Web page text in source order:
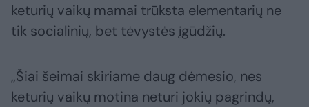
keturių vaikų mamai trūksta elementarių ne
tik socialinių, bet tėvystės įgūdžių.
„Šiai šeimai skiriame daug dėmesio, nes
keturių vaikų motina neturi jokių pagrindų,